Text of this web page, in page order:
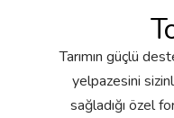
Tarımın güçlü
yelpazesini
sağladığı özel